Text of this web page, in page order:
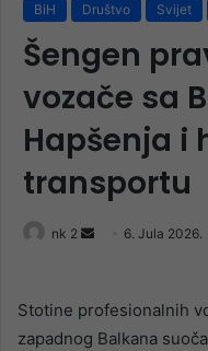
BiH Društvo Svijet
Šengen
vozače sa
Hapšenja i
transportu
nk 2
Send 6. Jula 2026.
Stotine profesionalnih
zapadnog Balkana